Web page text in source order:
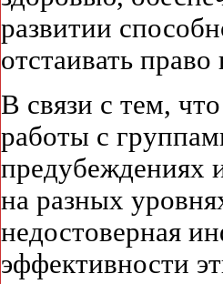
развитии
отстаивать
В связи с тем,
работы с
предубеждениях
на разных
недостоверная
эффективности